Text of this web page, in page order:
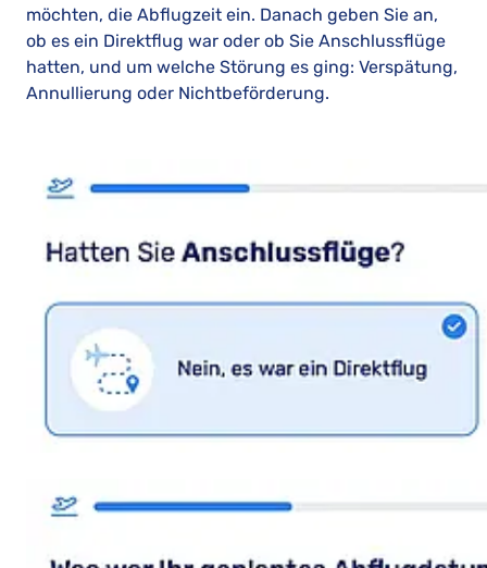
möchten, die Abflugzeit ein. Danach geben Sie an,
ob es ein Direktflug war oder ob Sie Anschlussflüge
hatten, und um welche Störung es ging: Verspätung,
Annullierung oder Nichtbeförderung.